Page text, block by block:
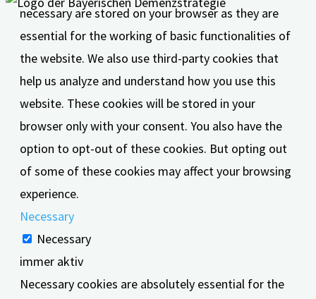
necessary are stored on your browser as they are
essential for the working of basic functionalities of
the website. We also use third-party cookies that
help us analyze and understand how you use this
website. These cookies will be stored in your
browser only with your consent. You also have the
option to opt-out of these cookies. But opting out
of some of these cookies may affect your browsing
experience.
Necessary
Necessary
immer aktiv
Necessary cookies are absolutely essential for the